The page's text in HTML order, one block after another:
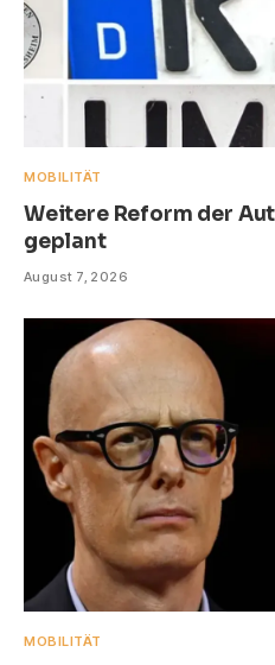
MOBILITÄT
Weitere Reform der
geplant
August 7, 2026
MOBILITÄT